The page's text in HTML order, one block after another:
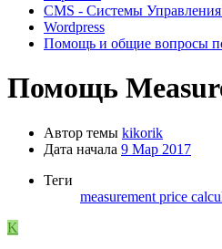
CMS - Системы
Wordpress
Помощь и общие вопросы
Помощь
Автор темы kikorik
Дата начала 9 Мар 2017
Теги
measurement price
K